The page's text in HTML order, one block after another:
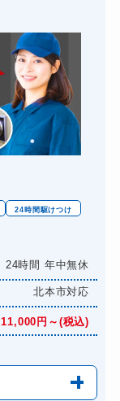
24時間駆けつけ
24時間 年中無休
北本市対応
11,000円～(税込)